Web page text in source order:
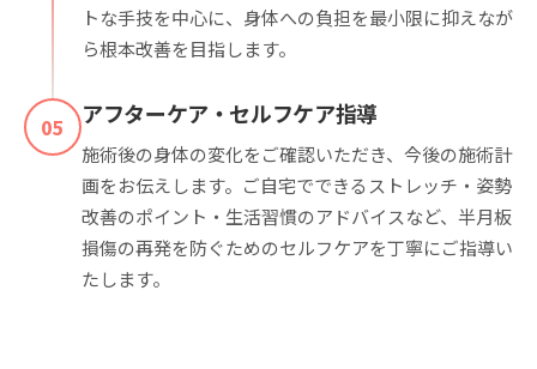
トな手技を中心に、身体への負担を最小限に抑えなが
ら根本改善を目指します。
05 アフターケア・セルフケア指導
施術後の身体の変化をご確認いただき、今後の施術計
画をお伝えします。ご自宅でできるストレッチ・姿勢
改善のポイント・生活習慣のアドバイスなど、半月板
損傷の再発を防ぐためのセルフケアを丁寧にご指導い
たします。